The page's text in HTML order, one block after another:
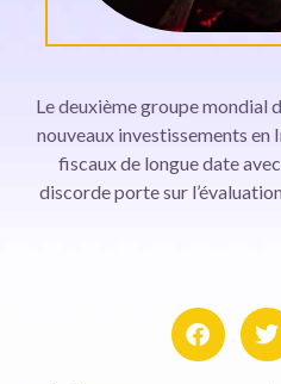
Le deuxième groupe mondial
nouveaux investissements en
fiscaux de longue date
discorde porte sur